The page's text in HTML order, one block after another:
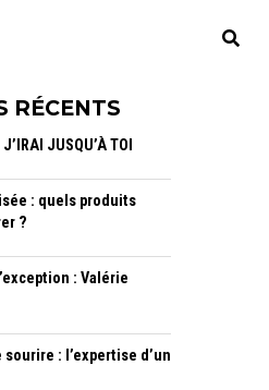
RÉCENTS
JUSQU’À TOI
: quels produits
?
: Valérie
: l’expertise d’un